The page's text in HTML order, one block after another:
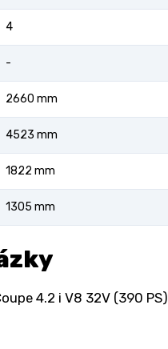
4
-
2660 mm
4523 mm
1822 mm
1305 mm
4.2 i V8 32V (390 PS)